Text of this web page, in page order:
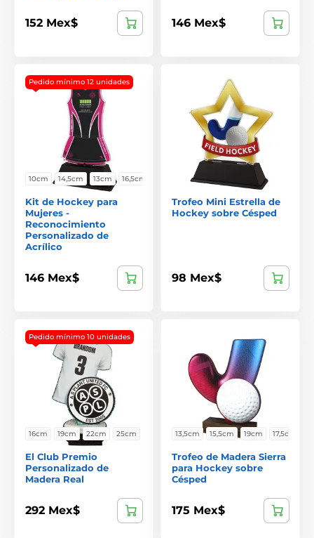
152 Mex$ 146 Mex$
Pedido mínimo 12 unidades
10cm 14,5cm 13cm 16,5cm
Kit de Hockey para
Mujeres -
Reconocimiento
Personalizado de
Acrílico
146 Mex$
Trofeo Mini Estrella de
Hockey sobre Césped
98 Mex$
Pedido mínimo 10 unidades
16cm 19cm 22cm 25cm
El Club Premio
Personalizado de
Madera Real
292 Mex$
13,5cm 15,5cm 19cm 17,5cm
Trofeo de Madera Sierra
para Hockey sobre
Césped
175 Mex$